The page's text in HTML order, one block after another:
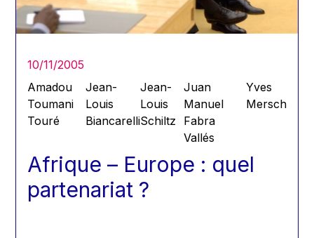
2022
2023
2024
2025
10/11/2005
Amadou
Toumani
Touré
Jean-
Louis
Biancarelli
Jean-
Louis
Schiltz
Juan
Manuel
Fabra
Vallés
Yves
Mersch
Afrique – Europe : quel
partenariat ?